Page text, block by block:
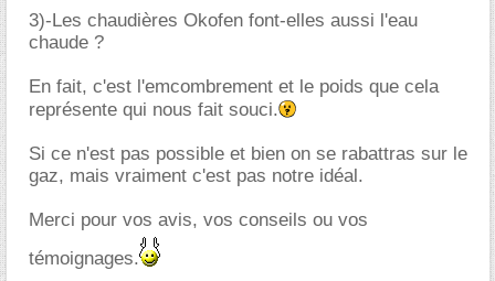
3)-Les chaudières Okofen font-elles aussi l'eau
chaude ?
En fait, c'est l'emcombrement et le poids que cela
représente qui nous fait souci.
Si ce n'est pas possible et bien on se rabattras sur le
gaz, mais vraiment c'est pas notre idéal.
Merci pour vos avis, vos conseils ou vos
témoignages.